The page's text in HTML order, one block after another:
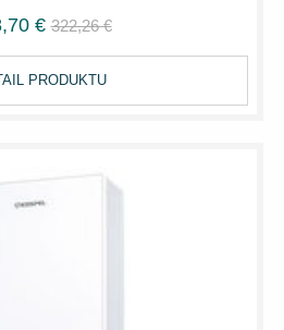
€ 322,26 €
PRODUKTU